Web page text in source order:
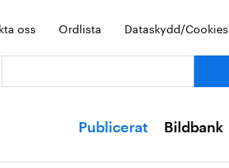
oss Ordlista Dataskydd/Cookies
Publicerat Bildbank